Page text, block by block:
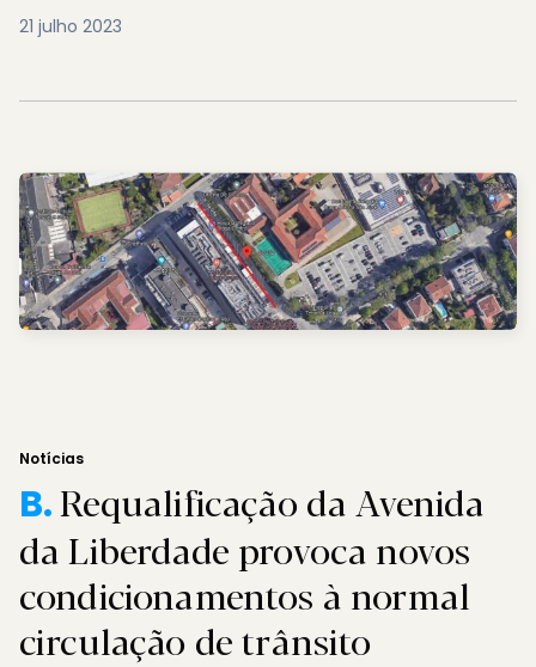
21 julho 2023
Notícias
B.Requalificação da Avenida
da Liberdade provoca novos
condicionamentos à normal
circulação de trânsito